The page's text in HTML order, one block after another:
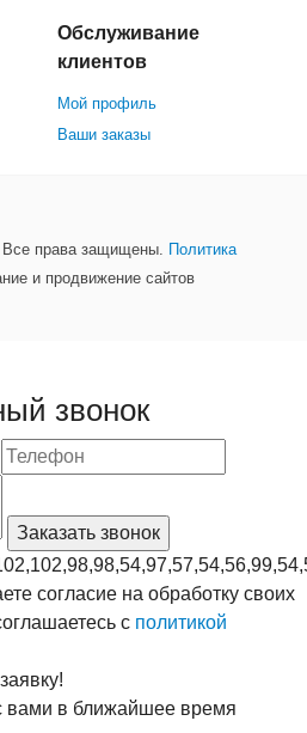
Обслуживание
клиентов
Мой профиль
Ваши заказы
права защищены. Политика
и продвижение сайтов
звонок
согласие на обработку своих
с политикой
вами в ближайшее время